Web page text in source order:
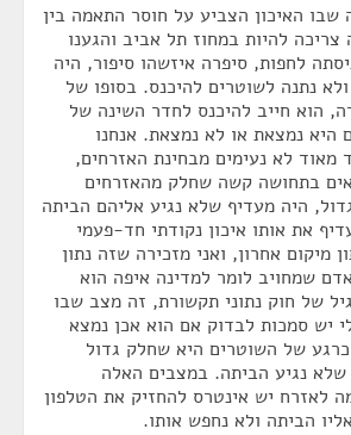
שבו האיכון הצביע על חוסר התאמה בין
צריכה להיות במחוז תל אביב והגענו
לחפות, סיפרה איזשהו סיפור, היה
נתנה לשוטרים להיכנס. בסופו של
הוא חייב להיכנס לחדר השינה של
היא נמצאת או לא נמצאת. אנחנו
מאוד לא נעימים מבחינת האזרחים,
בתחושה קשה שחלק מהאזרחים
היה מעדיף שלא נגיע אליהם הביתה
את אותו איכון נקודתי חד-פעמי
מיקום אחרון, ואני מזכירה שזה נתון
שמחויב לומר למדינה איפה הוא
של חוק נתוני תקשורת, זה מצב שבו
יש סמכות לבדוק אם הוא אכן נמצא
של השוטרים היא שחלק גדול
שלא נגיע הביתה. במצבים האלה
לאזרח יש אינטרס להחזיק את הטלפון
הביתה ולא נחפש אותו.